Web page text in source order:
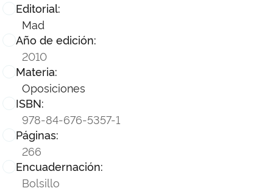
Editorial:
Mad
Año de edición:
2010
Materia:
Oposiciones
ISBN:
978-84-676-5357-1
Páginas:
266
Encuadernación:
Bolsillo